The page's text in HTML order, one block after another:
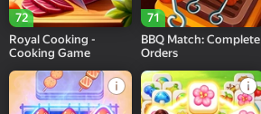
72
Royal Cooking -
Cooking Game
71
BBQ Match: Complete
Orders